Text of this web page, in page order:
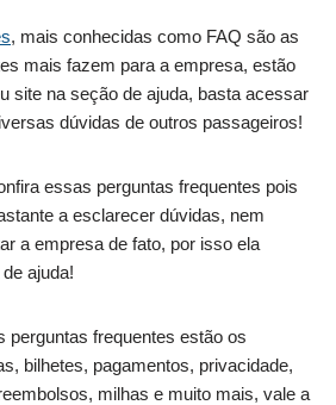
, mais conhecidas como FAQ são as
mais fazem para a empresa, estão
site na seção de ajuda, basta acessar
dúvidas de outros passageiros!
essas perguntas frequentes pois
a esclarecer dúvidas, nem
a empresa de fato, por isso ela
ajuda!
perguntas frequentes estão os
bilhetes, pagamentos, privacidade,
milhas e muito mais, vale a